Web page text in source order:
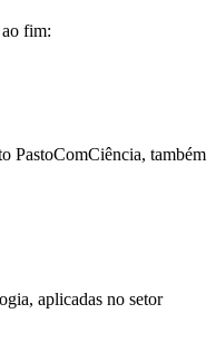
fim:
PastoComCiência, também
aplicadas no setor